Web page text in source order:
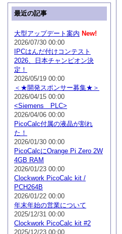
最近の記事
大型アップデート案内 New!
2026/07/30 00:00
IPCはんだ付けコンテスト
2026、日本チャンピオン決
定！
2026/05/19 00:00
＜★開発スポンサー募集★＞
2026/04/15 00:00
<Siemens PLC>
2026/04/06 00:00
PicoCalc付属の液晶が割れ
た！
2026/01/30 00:00
PicoCalcにOrange Pi Zero 2W
4GB RAM
2026/01/23 00:00
Clockwork PicoCalc kit /
PCH264B
2026/01/22 00:00
年末年始の営業について
2025/12/31 00:00
Clockwork PicoCalc kit #2
2025/12/23 00:00